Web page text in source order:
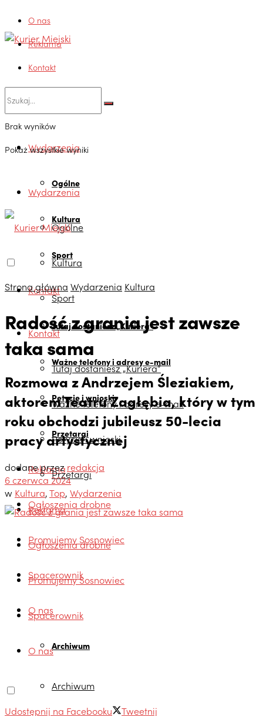
O nas
Reklama
Kontakt
Brak wyników
Pokaż wszystkie wyniki
Wydarzenia
Ogólne
Kultura
Sport
Kontakt
Tutaj dostaniesz „Kuriera”
Ważne telefony i adresy e-mail
Petycje i wnioski
Przetargi
Reklama
Ogłoszenia drobne
Promujemy Sosnowiec
Spacerownik
O nas
Archiwum
Wydarzenia
Ogólne
Kultura
Sport
Kontakt
Tutaj dostaniesz „Kuriera”
Ważne telefony i adresy e-mail
Petycje i wnioski
Przetargi
Reklama
Ogłoszenia drobne
Promujemy Sosnowiec
Spacerownik
O nas
Archiwum
Strona główna Wydarzenia Kultura
Radość z grania jest zawsze
taka sama
Rozmowa z Andrzejem Śleziakiem,
aktorem Teatru Zagłębia, który w tym
roku obchodzi jubileusz 50-lecia
pracy artystycznej
dodane przez redakcja
6 czerwca 2024
w Kultura,Top, Wydarzenia
Udostępnij na Facebooku Tweetnij